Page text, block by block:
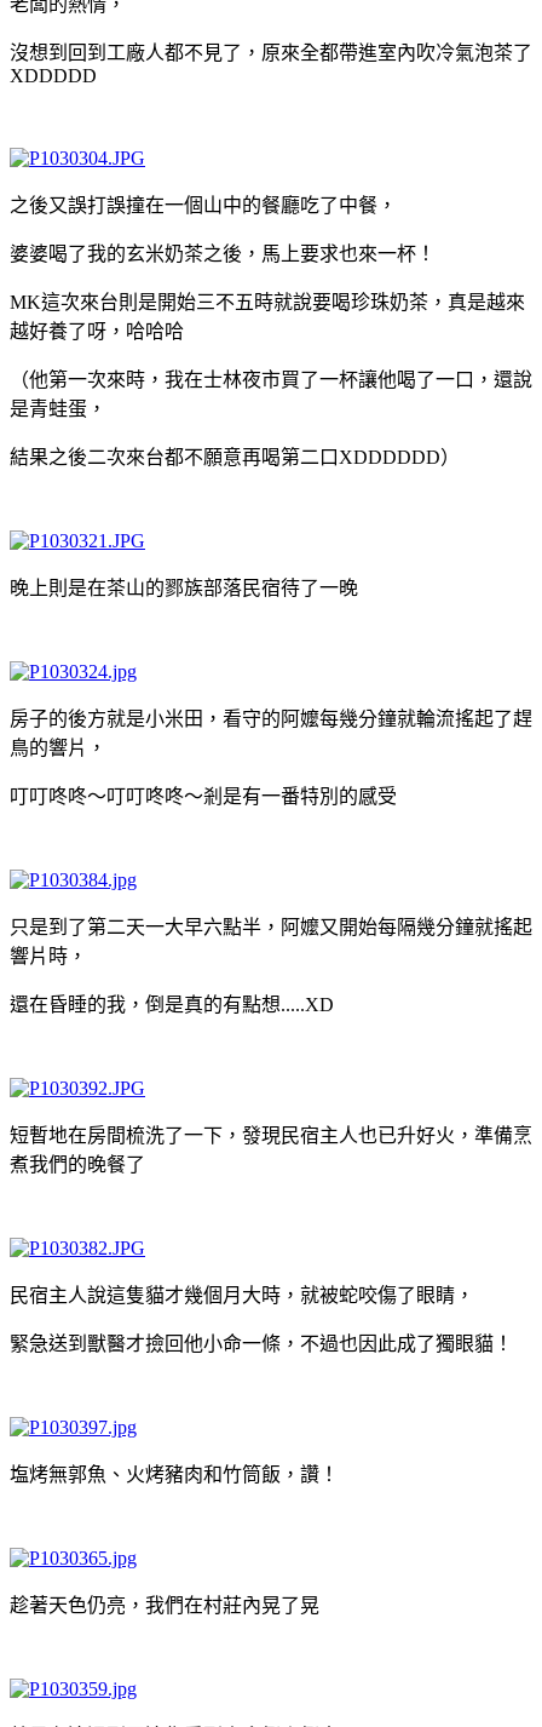
沒想到回到工廠人都不見了，原來全都帶進室內吹冷氣泡茶了
XDDDDD
之後又誤打誤撞在一個山中的餐廳吃了中餐，
婆婆喝了我的玄米奶茶之後，馬上要求也來一杯！
MK這次來台則是開始三不五時就說要喝珍珠奶茶，真是越來
越好養了呀，哈哈哈
（他第一次來時，我在士林夜市買了一杯讓他喝了一口，還說
是青蛙蛋，
結果之後二次來台都不願意再喝第二口XDDDDDD）
晚上則是在茶山的鄝族部落民宿待了一晚
房子的後方就是小米田，看守的阿嬤每幾分鐘就輪流搖起了趕
鳥的響片，
叮叮咚咚～叮叮咚咚～剎是有一番特別的感受
只是到了第二天一大早六點半，阿嬤又開始每隔幾分鐘就搖起
響片時，
還在昏睡的我，倒是真的有點想.....XD
短暫地在房間梳洗了一下，發現民宿主人也已升好火，準備烹
煮我們的晚餐了
民宿主人說這隻貓才幾個月大時，就被蛇咬傷了眼睛，
緊急送到獸醫才撿回他小命一條，不過也因此成了獨眼貓！
塩烤無郭魚、火烤豬肉和竹筒飯，讚！
趁著天色仍亮，我們在村莊內晃了晃